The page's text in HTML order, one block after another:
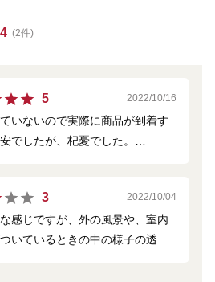
4 (2件)
5 2022/10/16
いないので実際に商品が到着す
でしたが、杞憂でした。
いた感じが家族からも好評で、
部屋用の同商品を買い足しまし
3 2022/10/04
感じですが、外の風景や、室内
いているときの中の様子の透け